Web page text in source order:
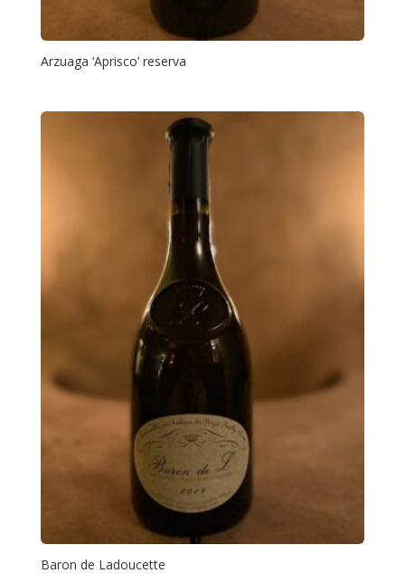
Arzuaga ‘Aprisco’ reserva
Baron de Ladoucette